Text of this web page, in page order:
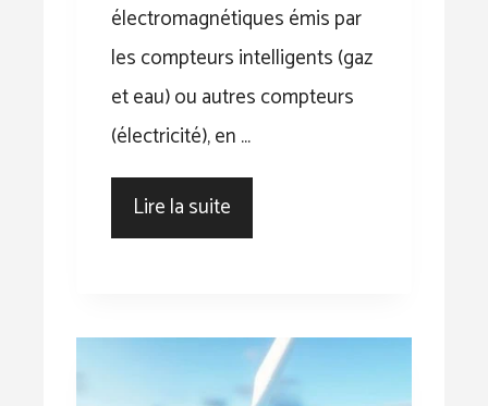
électromagnétiques émis par
les compteurs intelligents (gaz
et eau) ou autres compteurs
(électricité), en …
Lire la suite